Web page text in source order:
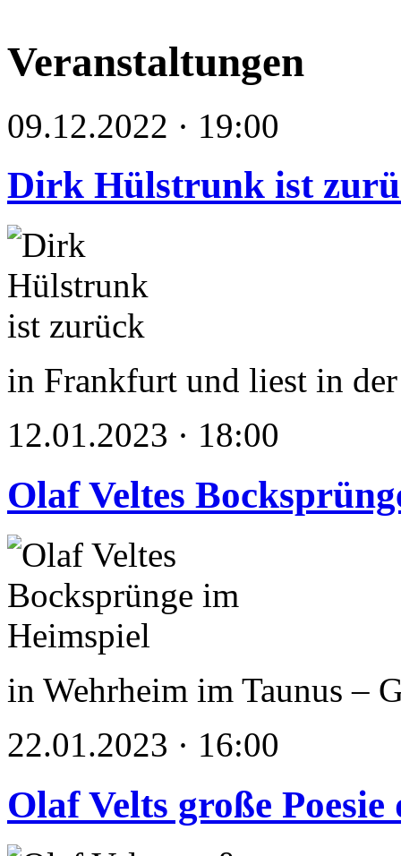
Veranstaltungen
09.12.2022 · 19:00
Dirk Hülstrunk ist
in Frankfurt und liest in
12.01.2023 · 18:00
Olaf Veltes
in Wehrheim im Taunus –
22.01.2023 · 16:00
Olaf Velts große